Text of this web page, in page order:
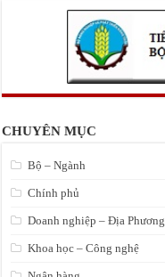
CHUYÊN MỤC
Bộ – Ngành
Chính phủ
Doanh nghiệp – Địa Phương
Khoa học – Công nghệ